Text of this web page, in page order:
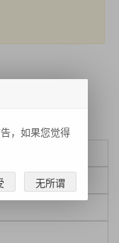
，如果您觉得
无所谓